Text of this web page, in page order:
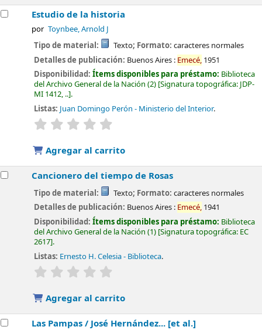
Estudio de la historia
por Toynbee, Arnold J
Tipo de material: Texto; Formato: caracteres normales
Detalles de publicación: Buenos Aires : Emecé, 1951
Disponibilidad:Ítems disponibles para préstamo: Biblioteca
del Archivo General de la Nación (2) Signatura topográfica: JDP-
MI 1412, .. .
Listas: Juan Domingo Perón - Ministerio del Interior.
valoración
Agregar al carrito
Cancionero del tiempo de Rosas
Tipo de material: Texto; Formato: caracteres normales
Detalles de publicación: Buenos Aires : Emecé, 1941
Disponibilidad:Ítems disponibles para préstamo: Biblioteca
del Archivo General de la Nación (1) Signatura topográfica: EC
2617 .
Listas: Ernesto H. Celesia - Biblioteca.
valoración
Agregar al carrito
Las Pampas / José Hernández... [et al.]